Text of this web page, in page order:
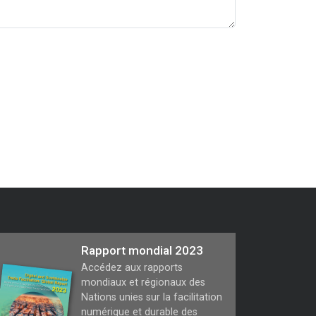
Rapport mondial 2023
Accédez aux rapports
mondiaux et régionaux des
Nations unies sur la facilitation
numérique et durable des